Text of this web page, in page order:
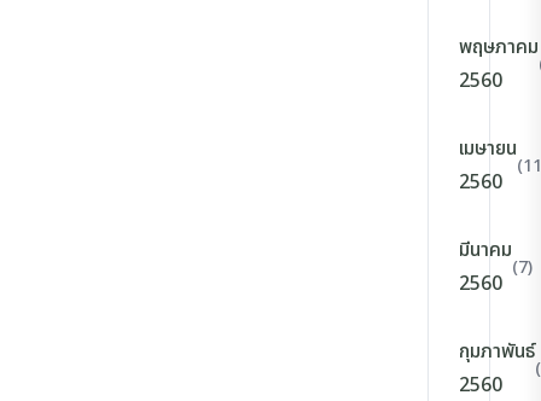
พฤษภาคม
2560
เมษายน
2560
มีนาคม
2560
(7)
กุมภาพันธ์
2560